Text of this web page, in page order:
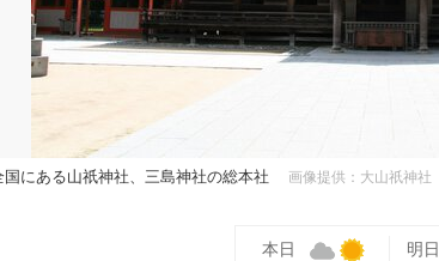
国にある山祇神社、三島神社の総本社 画像提供：大山祇神社
本日
明日